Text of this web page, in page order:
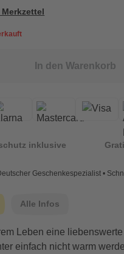
In den Warenkorb
inklusive
Geschenkespezialist •
Alle Infos
Leben eine
einfach nicht warm